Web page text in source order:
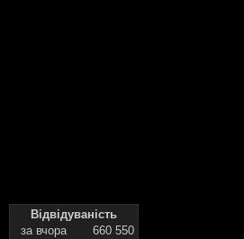
Відвідуваність
за вчора
660 550